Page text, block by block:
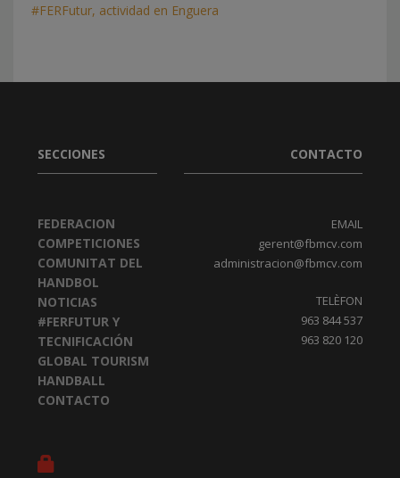
#FERFutur, actividad en Enguera
SECCIONES
FEDERACION
COMPETICIONES
COMUNITAT DEL
HANDBOL
NOTICIAS
#FERFUTUR Y
TECNIFICACIÓN
GLOBAL TOURISM
HANDBALL
CONTACTO
CONTACTO
EMAIL
gerent@fbmcv.com
administracion@fbmcv.com
TELÈFON
963 844 537
963 820 120